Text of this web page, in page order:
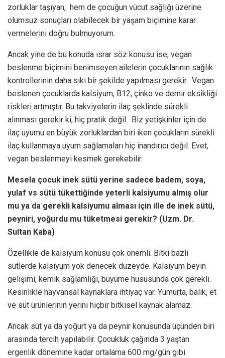
zorluklar taşıyan, hem de çocuğun vücut sağlığı üzerine
olumsuz sonuçları olabilecek bir yaşam biçimine karar
vermelerini doğru bulmuyorum.
Ancak yine de bu konuda ısrar söz konusu ise, vegan
beslenme biçimini benimseyen ailelerin çocuklarının sağlık
kontrollerinin daha sıkı bir şekilde yapılması gerekir. Vegan
beslenen çocuklarda kalsiyum, B12, çinko ve demir eksikliği
riskleri artmıştır. Bu takviyelerin ilaç şeklinde sürekli
alınması gerekir ki, hiç pratik değil. Biz yetişkinler için de
ilaç uyumu en büyük zorluklardan biri iken çocukların sürekli
ilaç kullanmaya uyum sağlamaları hiç inandırıcı değil. Evet,
vegan beslenmeyi kesmek gerekebilir.
Mesela çocuk inek sütü yerine sadece badem, soya,
yulaf vs sütü tükettiğinde yeterli kalsiyumu almış olur
mu ya da gerekli kalsiyumu alması için ille de inek sütü,
peyniri, yoğurdu mu tüketmesi gerekir? (Uzm. Dr.
Sultan Kaba)
Özellikle de kalsiyum konusu çok önemli. Bitki bazlı
sütlerde kalsiyum yok denecek düzeyde. Kalsiyum beyin
gelişimi, kemik sağlamlığı, büyüme hususunda çok gerekli.
Kesinlikle hayvansal kaynaklara ihtiyaç var. Yumurta, balık, et
ve süt ürünlerinin yerini hiçbir bitkisel kaynak alamaz.
Ancak süt ya da yoğurt ya da peynir konusunda üçünden biri
arasında tercih yapılabilir. Çocukluk çağında 3 yaştan
ergenlik dönemine kadar ortalama 600 mg/gün gibi